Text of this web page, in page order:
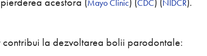
Mayo Clinic CDC NIDCR
contribui la dezvoltarea bolii parodontale: